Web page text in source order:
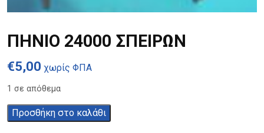
ΠΗΝΙΟ 24000 ΣΠΕΙΡΩΝ
€5,00 χωρίς ΦΠΑ
1 σε απόθεμα
ΠΗΝΙΟ
24000
Προσθήκη στο καλάθι